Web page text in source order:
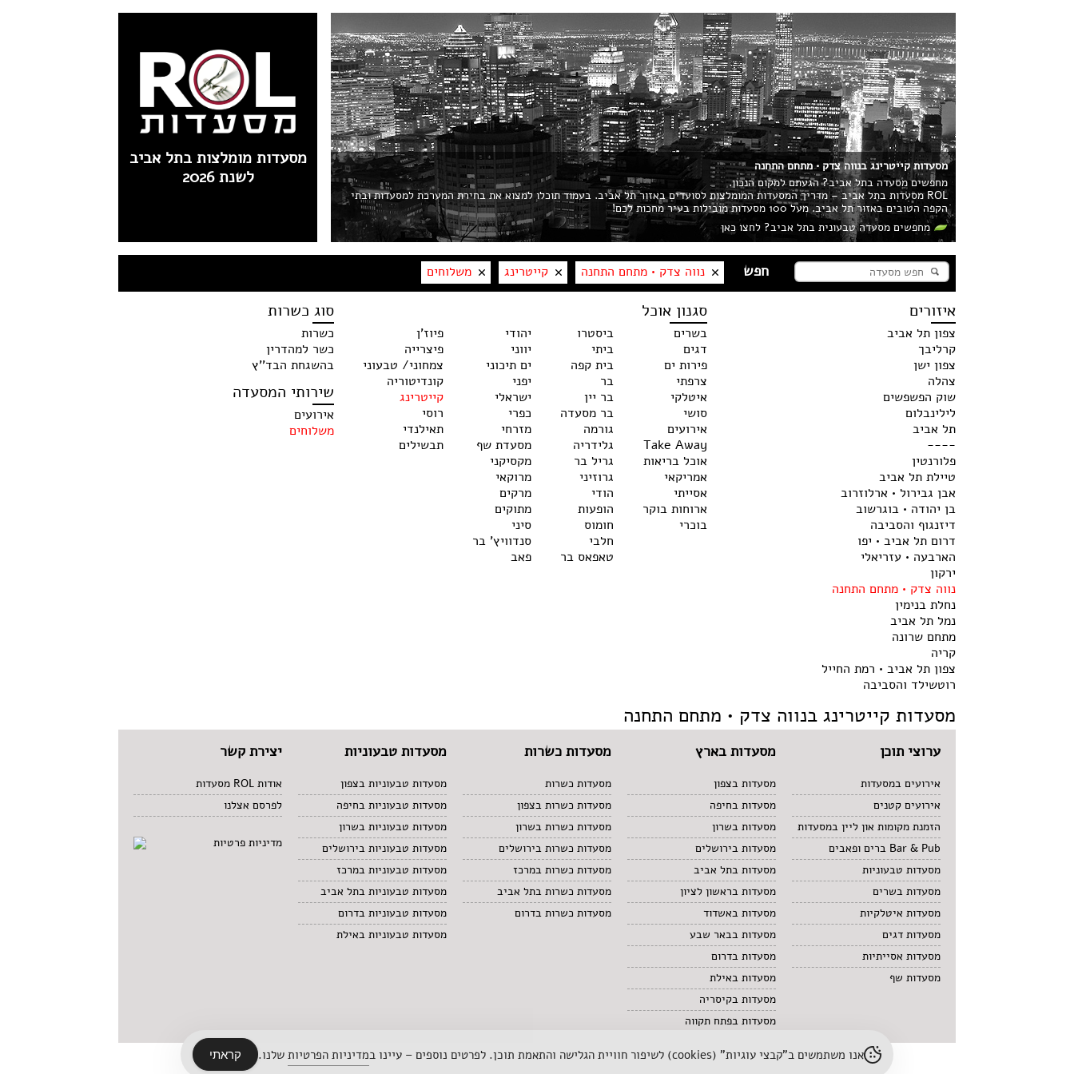
מסעדות מומלצות בתל אביב
לשנת 2026
מסעדות קייטרינג בנווה צדק • מתחם התחנה
מחפשים מסעדה בתל אביב? הגעתם למקום הנכון.
ROL מסעדות בתל אביב – מדריך המסעדות המומלצות לסועדים באזור תל אביב. בעמוד תוכלו למצוא את בחירת המערכת למסעדות ובתי
הקפה הטובים באזור תל אביב. מעל 100 מסעדות מובילות בעיר מחכות לכם!
מחפשים מסעדה טבעונית בתל אביב? לחצו כאן
נווה צדק • מתחם התחנה קייטרינג משלוחים
איזורים
צפון תל אביב
קרליבך
צפון ישן
צהלה
שוק הפשפשים
לילינבלום
תל אביב
----
פלורנטין
טיילת תל אביב
אבן גבירול • ארלוזרוב
בן יהודה • בוגרשוב
דיזנגוף והסביבה
דרום תל אביב • יפו
הארבעה • עזריאלי
ירקון
נווה צדק • מתחם התחנה
נחלת בנימין
נמל תל אביב
מתחם שרונה
קריה
צפון תל אביב • רמת החייל
רוטשילד והסביבה
סגנון אוכל
בשרים
דגים
פירות ים
צרפתי
איטלקי
סושי
אירועים
Take Away
אוכל בריאות
אמריקאי
אסייתי
ארוחות בוקר
בוכרי
ביסטרו
ביתי
בית קפה
בר
בר יין
בר מסעדה
גורמה
גלידריה
גריל בר
גרוזיני
הודי
הופעות
חומוס
חלבי
טאפאס בר
יהודי
יווני
ים תיכוני
יפני
ישראלי
כפרי
מזרחי
מסעדת שף
מקסיקני
מרוקאי
מרקים
מתוקים
סיני
סנדוויץ' בר
פאב
פיוז'ן
פיצרייה
צמחוני/ טבעוני
קונדיטוריה
קייטרינג
רוסי
תאילנדי
תבשילים
סוג כשרות
כשרות
כשר למהדרין
בהשגחת הבד''ץ
שירותי המסעדה
אירועים
משלוחים
מסעדות קייטרינג בנווה צדק • מתחם התחנה
ערוצי תוכן
אירועים במסעדות
אירועים קטנים
הזמנת מקומות און ליין במסעדות
Bar & Pub ברים ופאבים
מסעדות טבעוניות
מסעדות בשרים
מסעדות איטלקיות
מסעדות דגים
מסעדות אסייתיות
מסעדות שף
מסעדות בארץ
מסעדות בצפון
מסעדות בחיפה
מסעדות בשרון
מסעדות בירושלים
מסעדות בתל אביב
מסעדות בראשון לציון
מסעדות באשדוד
מסעדות בבאר שבע
מסעדות בדרום
מסעדות באילת
מסעדות בקיסריה
מסעדות בפתח תקווה
מסעדות כשרות
מסעדות כשרות
מסעדות כשרות בצפון
מסעדות כשרות בשרון
מסעדות כשרות בירושלים
מסעדות כשרות במרכז
מסעדות כשרות בתל אביב
מסעדות כשרות בדרום
מסעדות טבעוניות
מסעדות טבעוניות בצפון
מסעדות טבעוניות בחיפה
מסעדות טבעוניות בשרון
מסעדות טבעוניות בירושלים
מסעדות טבעוניות במרכז
מסעדות טבעוניות בתל אביב
מסעדות טבעוניות בדרום
מסעדות טבעוניות באילת
יצירת קשר
אודות ROL מסעדות
לפרסם אצלנו
מדיניות פרטיות
אנו משתמשים ב"קבצי עוגיות" (cookies) לשיפור חוויית הגלישה והתאמת תוכן. לפרטים נוספים – עיינו ב מדיניות הפרטיות שלנו. קראתי